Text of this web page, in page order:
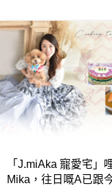
「J.miAka 寵愛宅」
Mika，往日嘅A已跟